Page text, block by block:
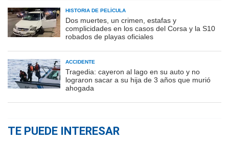
HISTORIA DE PELÍCULA
Dos muertes, un crimen, estafas y
complicidades en los casos del Corsa y la S10
robados de playas oficiales
ACCIDENTE
Tragedia: cayeron al lago en su auto y no
lograron sacar a su hija de 3 años que murió
ahogada
TE PUEDE INTERESAR